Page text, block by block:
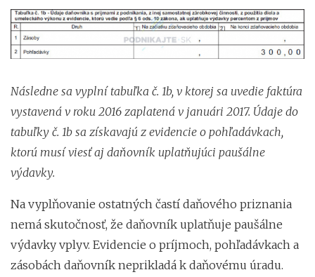
Následne sa vyplní tabuľka č. 1b, v ktorej sa uvedie faktúra
vystavená v roku 2016 zaplatená v januári 2017. Údaje do
tabuľky č. 1b sa získavajú z evidencie o pohľadávkach,
ktorú musí viesť aj daňovník uplatňujúci paušálne
výdavky.
Na vyplňovanie ostatných častí daňového priznania
nemá skutočnosť, že daňovník uplatňuje paušálne
výdavky vplyv. Evidencie o príjmoch, pohľadávkach a
zásobách daňovník neprikladá k daňovému úradu.